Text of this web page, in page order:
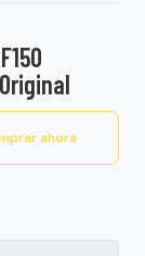
ahora